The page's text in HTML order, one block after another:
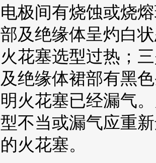
电极间有烧蚀或烧
部及绝缘体呈灼白
火花塞选型过热；
及绝缘体裙部有黑
明火花塞已经漏气
型不当或漏气应重
的火花塞。